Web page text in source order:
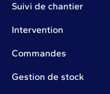
Suivi de chantier
Intervention
Commandes
Gestion de stock